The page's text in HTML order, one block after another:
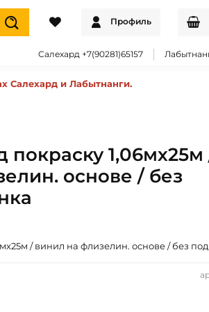
Профиль
Салехард +7(90281)65157
Салехард и Лабытнанги.
1,06мх25м
основе / без
/ винил на флизелин. основе / без